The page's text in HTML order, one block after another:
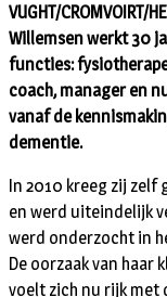
VUGHT/CROMVOIRT/
Willemsen werkt 30
functies:
coach, manager en
vanaf de
dementie.
In 2010 kreeg zij zelf
en werd uiteindelijk
werd onderzocht in
De oorzaak van haar
voelt zich nu rijk met